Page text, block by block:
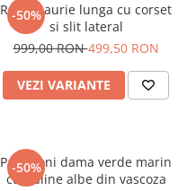
-50%
Rochie aurie lunga cu corset
si slit lateral
999,00 RON499,50 RON
VEZI VARIANTE
-50%
Pantaloni dama verde marin
cu buline albe din vascoza